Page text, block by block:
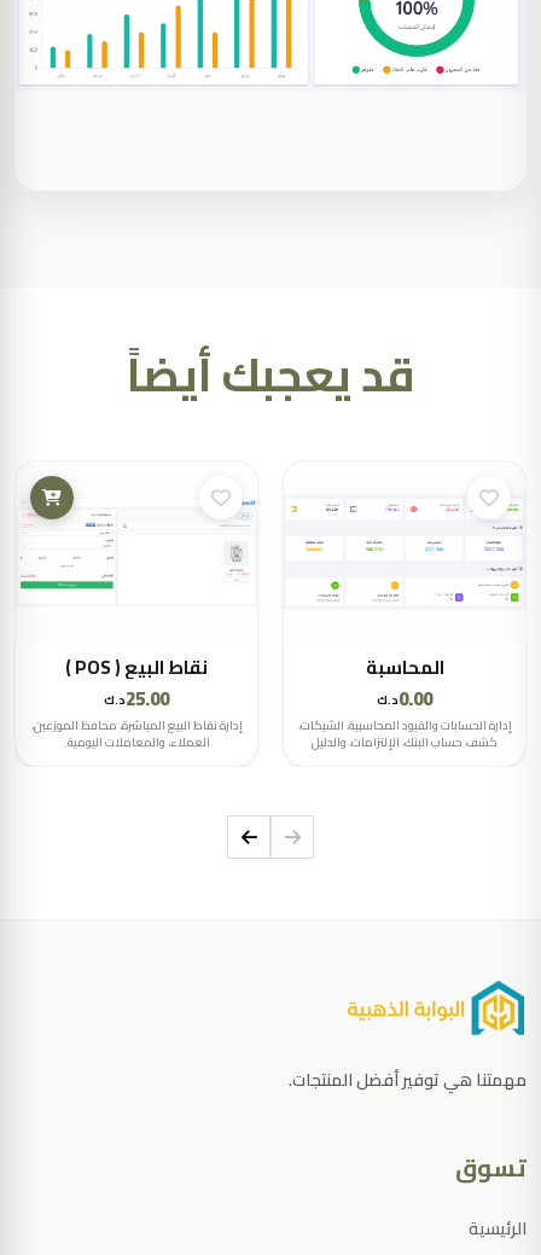
قد يعجبك أيضاً
المحاسبة
0.00د.ك
إدارة الحسابات والقيود المحاسبية، الشيكات،
كشف حساب البنك، الإلتزامات، والدليل
نقاط البيع ( POS )
25.00د.ك
إدارة نقاط البيع المباشرة، محافظ الموزعين،
العملاء، والمعاملات اليومية.
مهمتنا هي توفير أفضل المنتجات.
تسوق
الرئيسية